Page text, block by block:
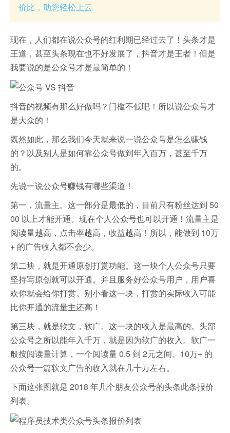
价比，助您轻松上云
现在，人们都在说公众号的红利期已经过去了！头条才是
王道，甚至头条现在也不好发展了，抖音才是王者！但是
我要说的是公众号才是最简单的！
抖音的视频有那么好做吗？门槛不低吧！所以说公众号才
是大众的！
既然如此，那么我们今天就来说一说公众号是怎么赚钱
的？以及别人是如何靠公众号做到年入百万，甚至千万
的。
先说一说公众号赚钱有哪些渠道！
第一，流量主。这一部分是最低的，目前只有粉丝达到 50
00 以上才能开通。现在个人公众号也可以开通！流量主是
阅读量越高，点击率越高，收益越高！所以，能做到 10万
+ 的广告收入都不会少。
第二块，就是开通原创打赏功能。这一块个人公众号只要
坚持写原创就可以开通。并且服务好公众号用户，用户喜
欢你就会给你打赏。别小看这一块，打赏的实际收入可能
比你开通的流量主还高！
第三块，就是软文，软广。这一块的收入是最高的。头部
公众号之所以能年入千万，就是因为软广的收入。软广一
般按阅读量计算，一个阅读量 0.5 到 2元之间。10万+ 的
公众号一篇软文广告的收入就在几十万左右。
下面这张图就是 2018 年几个朋友公众号的头条此条报价
列表。